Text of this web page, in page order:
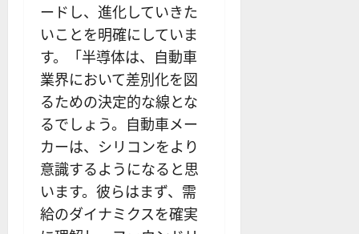
ードし、進化していきた
いことを明確にしていま
す。「半導体は、自動車
業界において差別化を図
るための決定的な線とな
るでしょう。自動車メー
カーは、シリコンをより
意識するようになると思
います。彼らはまず、需
給のダイナミクスを確実